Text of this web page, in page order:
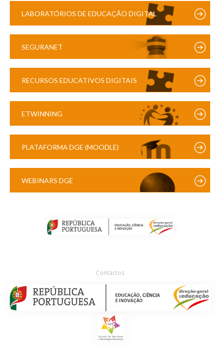
LABORATÓRIOS DE EDUCAÇÃO DIGITAL
SEGURANET
RECURSOS EDUCATIVOS DIGITAIS
ETWINNING
PLATAFORMA DGE (MOODLE)
WEBINARS DGE
Contactos